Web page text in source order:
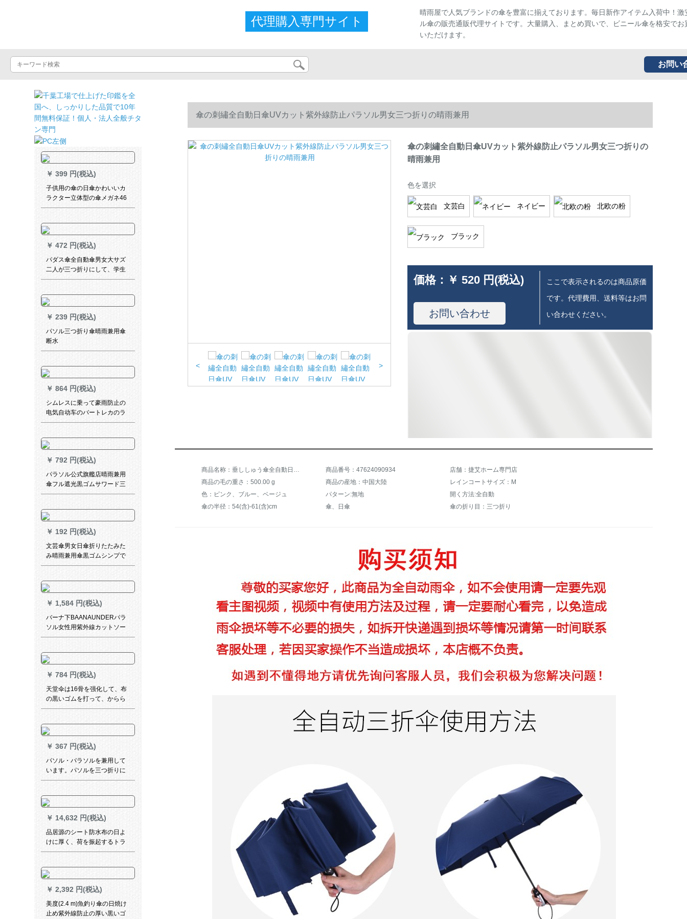
代理購入専門サイト
晴雨屋で人気ブランドの傘を豊富に揃えております。毎日新作アイテム入荷中！激
ル傘の販売通販代理サイトです。大量購入、まとめ買いで、ビニール傘を格安でお
いただけます。
お問い
￥ 399 円(税込)
子供用の傘の日傘かわいいカ
ラクター立体型の傘メガネ46
cm*8 K
￥ 472 円(税込)
パダス傘全自動傘男女大サズ
二人が三つ折りにして、学生
の晴雨兼用傘を収納します。
￥ 239 円(税込)
パソル三つ折り傘晴雨兼用傘
断水
￥ 864 円(税込)
シムレスに乗って豪雨防止の
电気自动车のバートレカのラ
インコー钓り登山旅行レイン
インラインラインラインライ
ンラインラインラインライン
ラインのセパレート。レーン
コトーストの军绿2 XL
￥ 792 円(税込)
パラソル公式旗艦店晴雨兼用
傘フル遮光黒ゴムサワード三
つ折り印紙サーンシェンド1米
￥ 192 円(税込)
文芸傘男女日傘折りたたみた
み晴雨兼用傘黒ゴムシンプで
さわやかな日傘防風傘は
￥ 1,584 円(税込)
バーナ下BAANAUNDERパラ
ソル女性用紫外線カットソー
ル晴雨兼用ミニ二階アンソス
￥ 784 円(税込)
天堂伞は16骨を强化して、布
の黒いゴムを打って、からら
ってぐすの竿の雨兼用伞の
す。
￥ 367 円(税込)
パソル・パラソルを兼用して
います。パソルを三つ折りに
して、紫外線防止の日傘を広
￥ 14,632 円(税込)
品居源のシート防水布の日よ
けに厚く、荷を振起するトラ
ックの高柵の日よけ屋外の古
布10*8 m G 02651
￥ 2,392 円(税込)
美度(2.4 m)魚釣り傘の日焼け
止め紫外線防止の厚い黒いゴ
傘の刺繡全自動日傘UVカット紫外線防止パラソル男女三つ折りの晴雨兼用
< >
傘の刺繡全自動日傘UVカット紫外線防止パラソル男女三つ折りの
晴雨兼用
色を選択
文芸白 ネイビー 北欧の粉
ブラック
価格： ￥ 520 円(税込)
お問い合わせ
ここで表示されるのは商品原価
です。代理費用、送料等はお問
い合わせください。
商品番号：47624090934
店舗：捷艾ホーム専門店
商品の毛の重さ：500.00 g
商品の産地：中国大陸
レインコートサイズ：M
色：ピンク、ブルー、ベージュ
パターン:無地
開く方法:全自動
傘の半径：54(含)-61(含)cm
傘、日傘 傘の折り目：三つ折り